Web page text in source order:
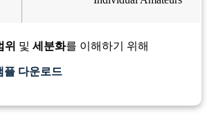
위 및 세분화를 이해하기 위해
플 다운로드